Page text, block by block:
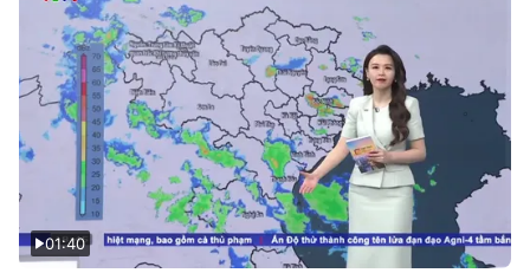
01:40